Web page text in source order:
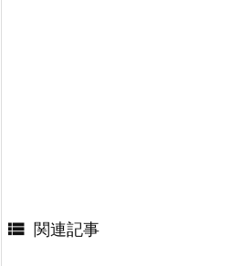
 関連記事